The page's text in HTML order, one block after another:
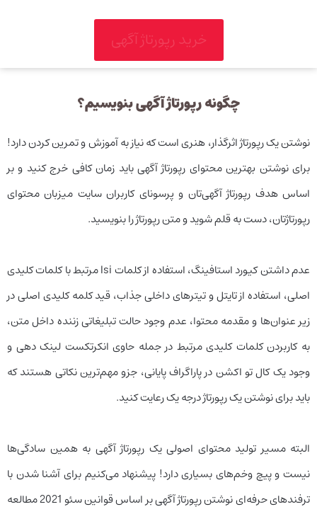
خرید رپورتاژ آگهی
چگونه رپورتاژ آگهی بنویسیم؟
نوشتن یک رپورتاژ اثرگذار، هنری است که نیاز به آموزش و تمرین کردن دارد!
برای نوشتن بهترین محتوای رپورتاژ آگهی باید زمان کافی خرج کنید و بر
اساس هدف رپورتاژ آگهی‌تان و پرسونای کاربران سایت میزبان محتوای
رپورتاژتان، دست به قلم شوید و متن رپورتاژ را بنویسید.
عدم داشتن کیورد استافینگ، استفاده از کلمات lsi مرتبط با کلمات کلیدی
اصلی، استفاده از تایتل و تیترهای داخلی جذاب، قید کلمه کلیدی اصلی در
زیر عنوان‌ها و مقدمه محتوا، عدم وجود حالت تبلیغاتی زننده داخل متن،
به کاربردن کلمات کلیدی مرتبط در جمله حاوی انکرتکست لینک دهی و
وجود یک کال تو اکشن در پاراگراف پایانی، جزو مهم‌ترین نکاتی هستند که
باید برای نوشتن یک رپورتاژ درجه یک رعایت کنید.
البته مسیر تولید محتوای اصولی یک رپورتاژ آگهی به همین سادگی‌ها
نیست و پیچ وخم‌های بسیاری دارد! پیشنهاد می‌کنیم برای آشنا شدن با
ترفندهای حرفه‌ای نوشتن رپورتاژ آگهی بر اساس قوانین سئو 2021 مطالعه